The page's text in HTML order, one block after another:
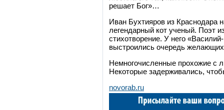
решает Бог»…
Иван Бухтияров из Краснодара
легендарный кот ученый. Поэт
стихотворение. У него
выстроились очередь
Немногочисленные прохожие с
Некоторые задерживались,
novorab.ru